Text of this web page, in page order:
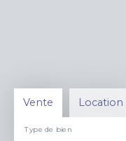
Vente Location
Type de bien